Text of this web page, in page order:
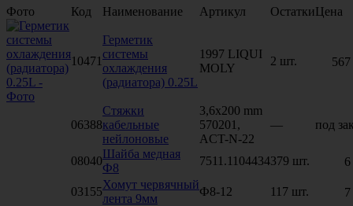
Фото Код Наименование Артикул ОстаткиЦена
10471
Герметик
системы
охлаждения
(радиатора) 0.25L
1997 LIQUI
MOLY
2 шт.
06388
Стяжки
кабельные
нейлоновые
3,6х200 mm
570201,
ACT-N-22
— под
08040
Шайба медная
Ф8
7511.1104434379 шт.
03155
Хомут червячный
лента 9мм
Ф8-12 117 шт.